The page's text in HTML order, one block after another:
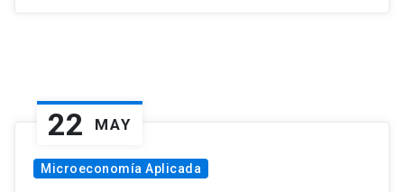
22 MAY
Microeconomía Aplicada